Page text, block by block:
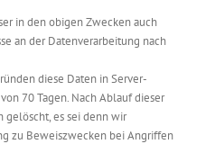
in den obigen Zwecken auch
an der Datenverarbeitung nach
diese Daten in Server-
70 Tagen. Nach Ablauf dieser
gelöscht, es sei denn wir
zu Beweiszwecken bei Angriffen